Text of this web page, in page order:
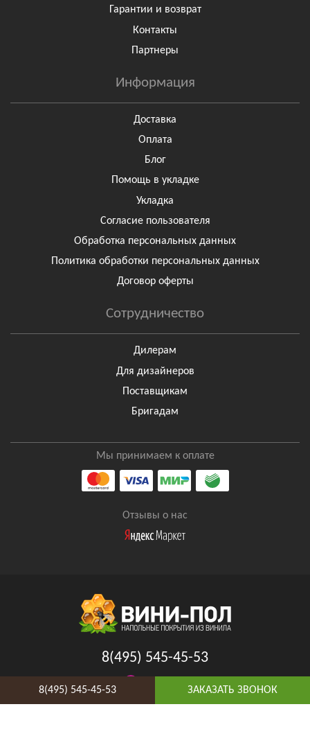
Гарантии и возврат
Контакты
Партнеры
Информация
Доставка
Оплата
Блог
Помощь в укладке
Укладка
Согласие пользователя
Обработка персональных данных
Политика обработки персональных данных
Договор оферты
Сотрудничество
Дилерам
Для дизайнеров
Поставщикам
Бригадам
Мы принимаем к оплате
Отзывы о нас
8(495) 545-45-53
8(495) 545-45-53 ЗАКАЗАТЬ ЗВОНОК